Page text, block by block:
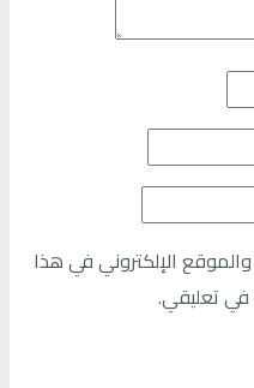
الإلكتروني في هذا
في تعليقي.